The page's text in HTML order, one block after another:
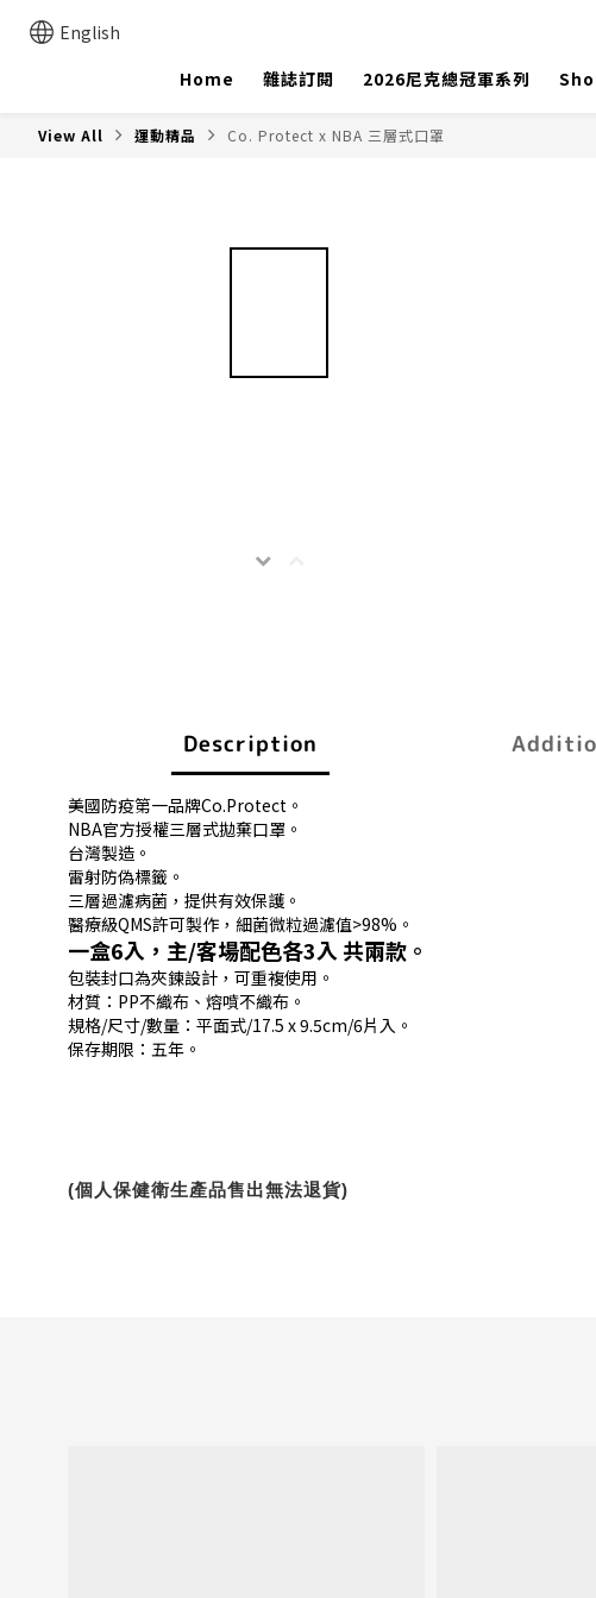
English
Home
雜誌訂閱 2026尼克總冠軍系列
View All 運動精品 Co. Protect x NBA 三層式口罩
Description
美國防疫第一品牌Co.Protect。
NBA官方授權三層式拋棄口罩。
台灣製造。
雷射防偽標籤。
三層過濾病菌，提供有效保護。
醫療級QMS許可製作，細菌微粒過濾值>98%。
一盒6入，主/客場配色各3入 共兩款。
包裝封口為夾鍊設計，可重複使用。
材質：PP不織布、熔噴不織布。
規格/尺寸/數量：平面式/17.5 x 9.5cm/6片入。
保存期限：五年。
(個人保健衛生產品售出無法退貨)